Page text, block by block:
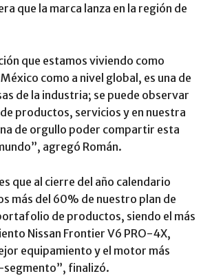
que la marca lanza en la región de
que estamos viviendo como
como a nivel global, es una de
de la industria; se puede observar
productos, servicios y en nuestra
de orgullo poder compartir esta
agregó Román.
que al cierre del año calendario
más del 60% de nuestro plan de
de productos, siendo el más
Nissan Frontier V6 PRO-4X,
equipamiento y el motor más
finalizó.